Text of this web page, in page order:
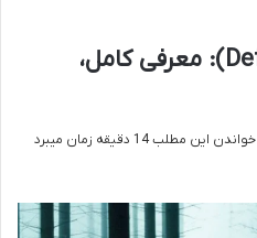
فیلم مقاومت (Defiance): معرفی کامل،
خواندن این مطلب 14 دقیقه زمان میبرد